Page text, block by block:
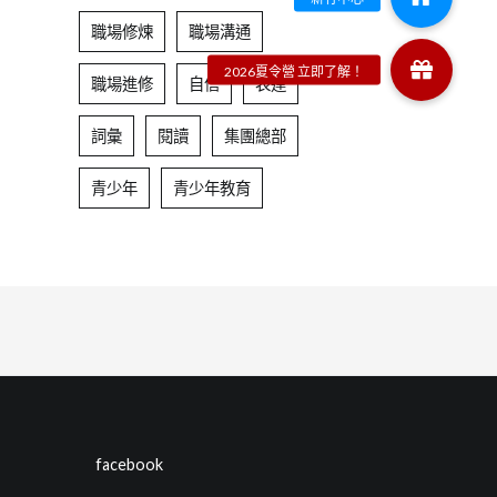
職場修煉 職場溝通
職場進修 自信 表達
詞彙 閱讀 集團總部
青少年 青少年教育
facebook